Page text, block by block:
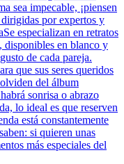
sea impecable, ¡piensen
dirigidas por expertos y
especializan en retratos
disponibles en blanco y
de cada pareja.
que sus seres queridos
del álbum
sonrisa o abrazo
lo ideal es que reserven
está constantemente
si quieren unas
más especiales del